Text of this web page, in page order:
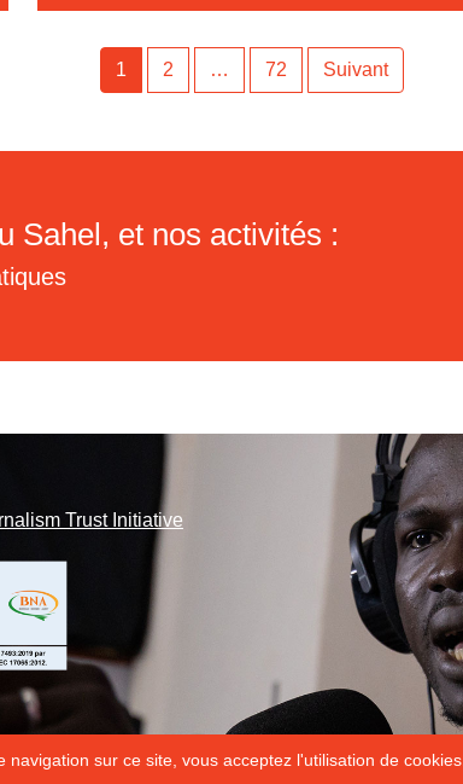
navigation sur ce site, vous acceptez l'utilisation de cookies.
1 2 … 72 Suivant
Sahel, et nos activités :
Trust Initiative
ILS NOUS SOUTIENNENT